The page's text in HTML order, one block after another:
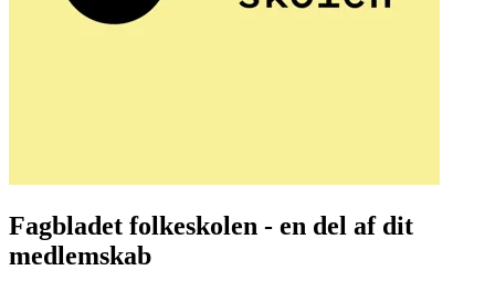
Fagbladet folkeskolen - en del af dit
medlemskab